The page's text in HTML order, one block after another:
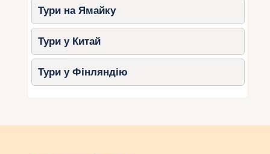
Маврикій – це не тільки пляжі та океан, а й
чудові природні маршрути. Якщо ви хочете
побачити острів з іншого боку, вирушайте в
піший похід його національними парками.
Незалежно від рівня підготовки тут знайдеться
стежка для кожного – від легких прогулянок до
складних сходжень. Відкрийте для себе дику
Тури на Ямайку
Тури у Китай
Тури у Фінляндію